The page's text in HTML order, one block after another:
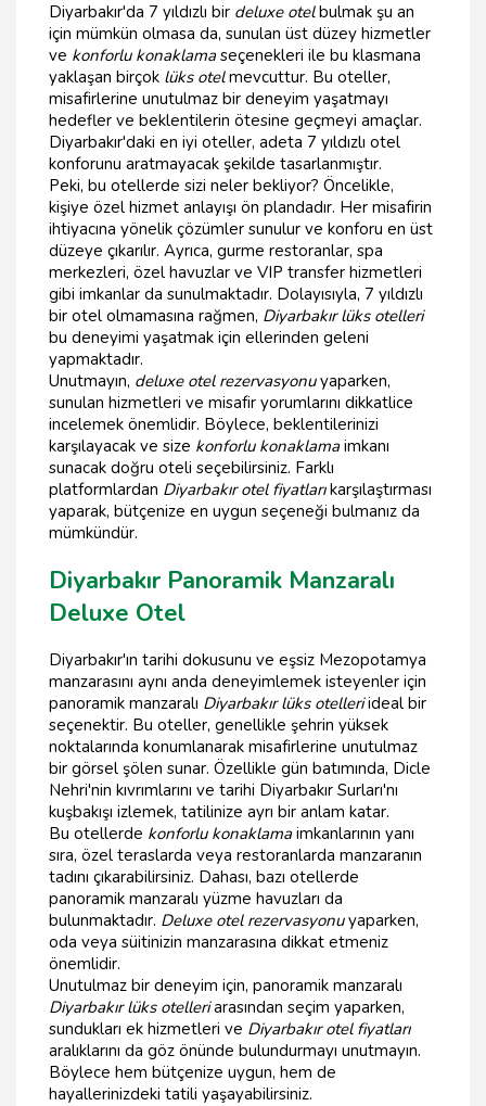
Diyarbakır'da 7 yıldızlı bir deluxe otelbulmak şu an
için mümkün olmasa da, sunulan üst düzey hizmetler
ve konforlu konaklamaseçenekleri ile bu klasmana
yaklaşan birçok lüks otelmevcuttur. Bu oteller,
misafirlerine unutulmaz bir deneyim yaşatmayı
hedefler ve beklentilerin ötesine geçmeyi amaçlar.
Diyarbakır'daki en iyi oteller, adeta 7 yıldızlı otel
konforunu aratmayacak şekilde tasarlanmıştır.
Peki, bu otellerde sizi neler bekliyor? Öncelikle,
kişiye özel hizmet anlayışı ön plandadır. Her misafirin
ihtiyacına yönelik çözümler sunulur ve konforu en üst
düzeye çıkarılır. Ayrıca, gurme restoranlar, spa
merkezleri, özel havuzlar ve VIP transfer hizmetleri
gibi imkanlar da sunulmaktadır. Dolayısıyla, 7 yıldızlı
bir otel olmamasına rağmen, Diyarbakır lüks otelleri
bu deneyimi yaşatmak için ellerinden geleni
yapmaktadır.
Unutmayın, deluxe otel rezervasyonuyaparken,
sunulan hizmetleri ve misafir yorumlarını dikkatlice
incelemek önemlidir. Böylece, beklentilerinizi
karşılayacak ve size konforlu konaklamaimkanı
sunacak doğru oteli seçebilirsiniz. Farklı
platformlardan Diyarbakır otel fiyatlarıkarşılaştırması
yaparak, bütçenize en uygun seçeneği bulmanız da
mümkündür.
Diyarbakır Panoramik Manzaralı
Deluxe Otel
Diyarbakır'ın tarihi dokusunu ve eşsiz Mezopotamya
manzarasını aynı anda deneyimlemek isteyenler için
panoramik manzaralı Diyarbakır lüks otelleriideal bir
seçenektir. Bu oteller, genellikle şehrin yüksek
noktalarında konumlanarak misafirlerine unutulmaz
bir görsel şölen sunar. Özellikle gün batımında, Dicle
Nehri'nin kıvrımlarını ve tarihi Diyarbakır Surları'nı
kuşbakışı izlemek, tatilinize ayrı bir anlam katar.
Bu otellerde konforlu konaklamaimkanlarının yanı
sıra, özel teraslarda veya restoranlarda manzaranın
tadını çıkarabilirsiniz. Dahası, bazı otellerde
panoramik manzaralı yüzme havuzları da
bulunmaktadır. Deluxe otel rezervasyonuyaparken,
oda veya süitinizin manzarasına dikkat etmeniz
önemlidir.
Unutulmaz bir deneyim için, panoramik manzaralı
Diyarbakır lüks otelleriarasından seçim yaparken,
sundukları ek hizmetleri ve Diyarbakır otel fiyatları
aralıklarını da göz önünde bulundurmayı unutmayın.
Böylece hem bütçenize uygun, hem de
hayallerinizdeki tatili yaşayabilirsiniz.